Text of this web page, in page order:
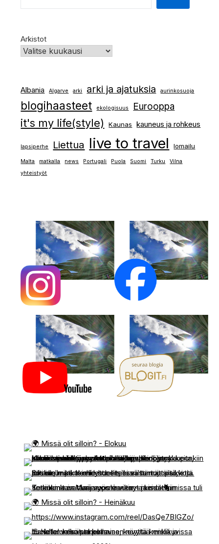
Arkistot
Albania Algarve arki arki ja ajatuksia aurinkosuoja
blogihaasteet ekologisuus Eurooppa
it's my life(style) Kaunas kauneus ja rohkeus
lapsiperhe Liettua live to travel lomailu
Malta matkalla news Portugali Puola Suomi Turku
Vilna
yhteistyöt